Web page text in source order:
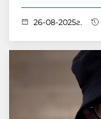
26-08-2025г.